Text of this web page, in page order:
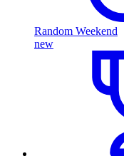
Random Weekend
new